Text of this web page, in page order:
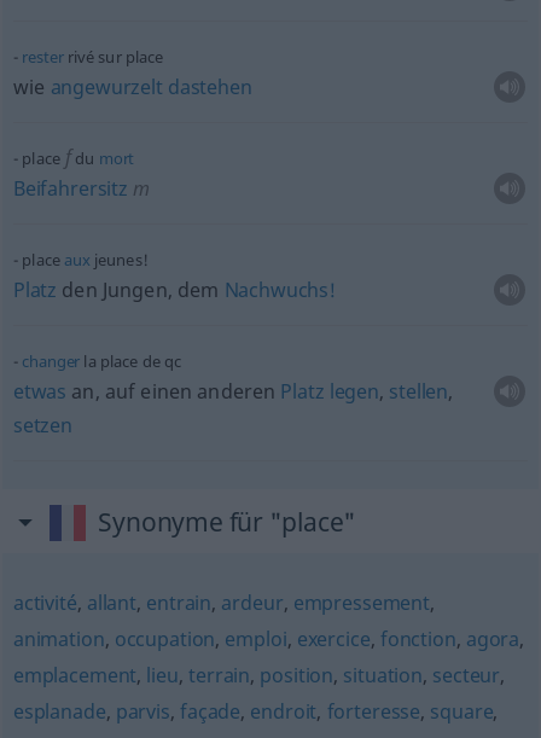
resterrivé sur place
wie angewurzelt dastehen
placef du mort
Beifahrersitz m
place aux jeunes!
Platz den Jungen, dem Nachwuchs!
changer la place de qc
etwas an, auf einen anderen Platz legen, stellen,
setzen
Synonyme für "place"
activité, allant, entrain, ardeur, empressement,
animation, occupation, emploi, exercice, fonction, agora,
emplacement, lieu,terrain, position, situation, secteur,
esplanade, parvis,façade, endroit, forteresse, square,